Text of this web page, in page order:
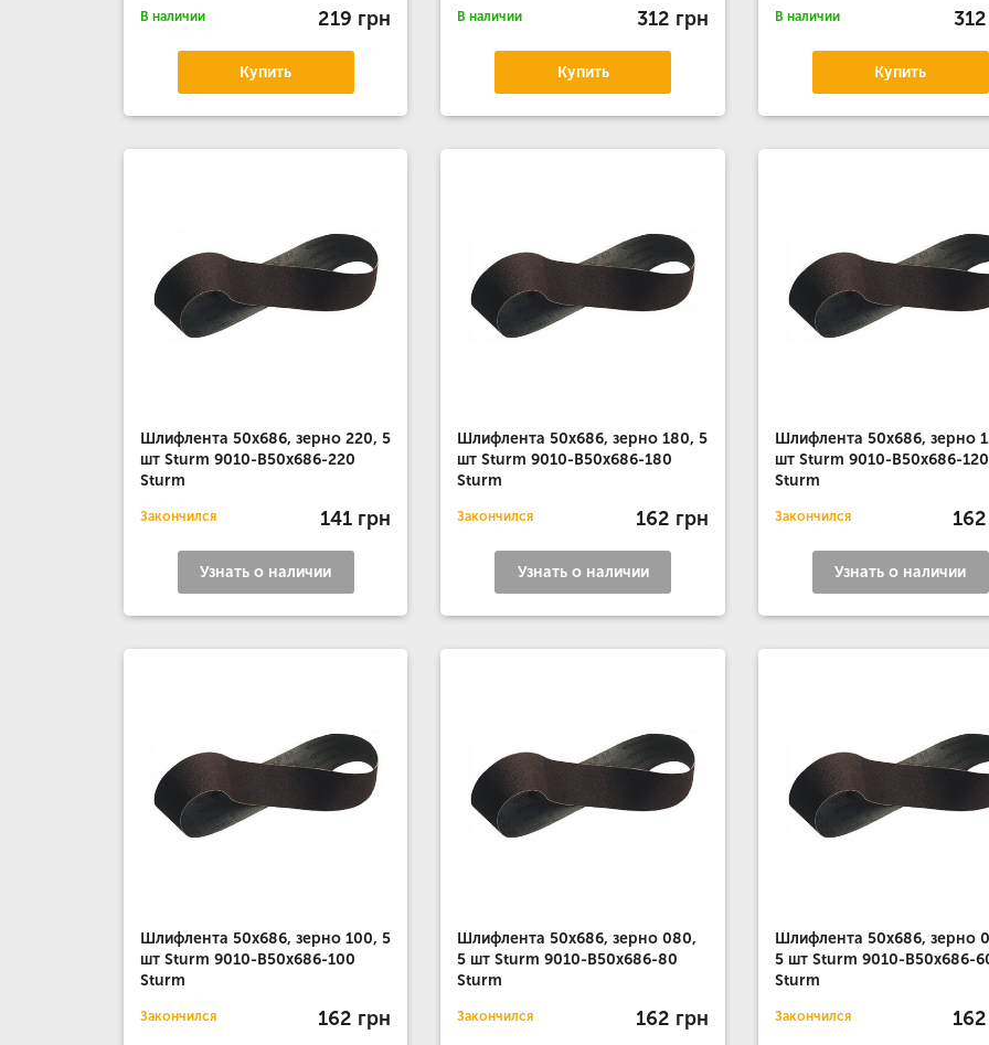
В наличии 219 грн
Купить
В наличии 312 грн
Купить
В наличии
Купить
Шлифлента 50x686, зерно 220, 5
шт Sturm 9010-B50x686-220
Sturm
Закончился 141 грн
Узнать о наличии
Шлифлента 50x686, зерно 180, 5
шт Sturm 9010-B50x686-180
Sturm
Закончился 162 грн
Узнать о наличии
Шлифлента 50x686, зерно
шт Sturm 9010-B50x686-120
Sturm
Закончился
Узнать о наличии
Шлифлента 50x686, зерно 100, 5
шт Sturm 9010-B50x686-100
Sturm
Закончился 162 грн
Шлифлента 50x686, зерно 080,
5 шт Sturm 9010-B50x686-80
Sturm
Закончился 162 грн
Шлифлента 50x686, зерно
5 шт Sturm 9010-B50x686-
Sturm
Закончился